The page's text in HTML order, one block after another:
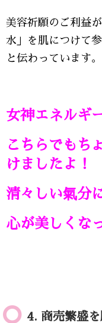
美容祈願のご利益
水」を肌につけて
と伝わっています。
女神エネルギ
こちらでもち
けましたよ！
清々しい氣分
心が美しくな
4. 商売繁盛